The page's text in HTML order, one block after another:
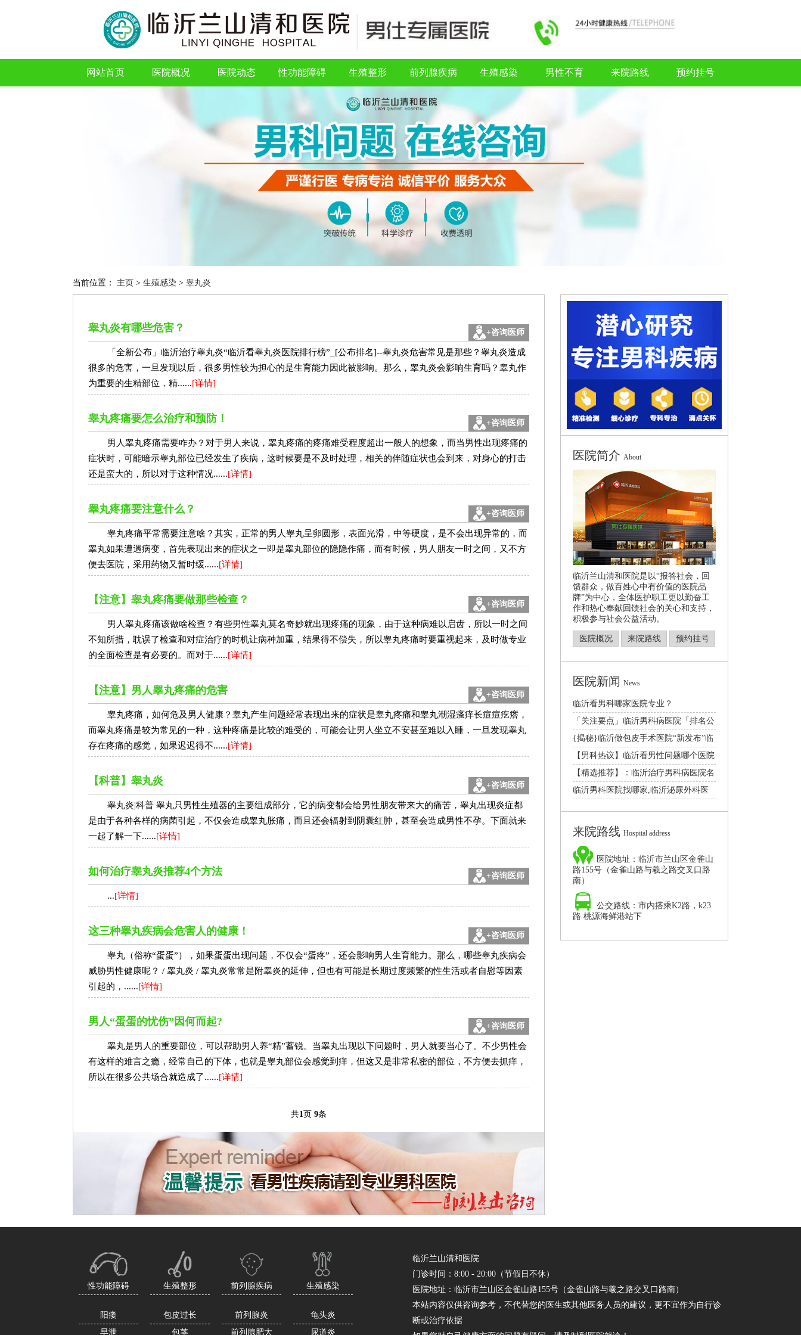
网站首页 医院概况 医院动态 性功能障碍
性功能障碍
生殖整形
生殖整形
前列腺疾病
前列腺疾病
生殖感染
生殖感染
男性不育 来院路线
来院路线
预约挂号
当前位置： 主页 > 生殖感染 > 睾丸炎
+咨询医师
睾丸炎有哪些危害？
「全新公布」临沂治疗睾丸炎“临沂看睾丸炎医院排行榜”_[公布排名]--睾丸炎危害常见是那些？睾丸炎造成
很多的危害，一旦发现以后，很多男性较为担心的是生育能力因此被影响。那么，睾丸炎会影响生育吗？睾丸作
为重要的生精部位，精......[详情]
+咨询医师
睾丸疼痛要怎么治疗和预防！
男人睾丸疼痛需要咋办？对于男人来说，睾丸疼痛的疼痛难受程度超出一般人的想象，而当男性出现疼痛的
症状时，可能暗示睾丸部位已经发生了疾病，这时候要是不及时处理，相关的伴随症状也会到来，对身心的打击
还是蛮大的，所以对于这种情况......[详情]
+咨询医师
睾丸疼痛要注意什么？
睾丸疼痛平常需要注意啥？其实，正常的男人睾丸呈卵圆形，表面光滑，中等硬度，是不会出现异常的，而
睾丸如果遭遇病变，首先表现出来的症状之一即是睾丸部位的隐隐作痛，而有时候，男人朋友一时之间，又不方
便去医院，采用药物又暂时缓......[详情]
+咨询医师
【注意】睾丸疼痛要做那些检查？
男人睾丸疼痛该做啥检查？有些男性睾丸莫名奇妙就出现疼痛的现象，由于这种病难以启齿，所以一时之间
不知所措，耽误了检查和对症治疗的时机让病种加重，结果得不偿失，所以睾丸疼痛时要重视起来，及时做专业
的全面检查是有必要的。而对于......[详情]
+咨询医师
【注意】男人睾丸疼痛的危害
睾丸疼痛，如何危及男人健康？睾丸产生问题经常表现出来的症状是睾丸疼痛和睾丸潮湿瘙痒长痘痘疙瘩，
而睾丸疼痛是较为常见的一种，这种疼痛是比较的难受的，可能会让男人坐立不安甚至难以入睡，一旦发现睾丸
存在疼痛的感觉，如果迟迟得不......[详情]
+咨询医师
【科普】睾丸炎
睾丸炎|科普 睾丸只男性生殖器的主要组成部分，它的病变都会给男性朋友带来大的痛苦，睾丸出现炎症都
是由于各种各样的病菌引起，不仅会造成睾丸胀痛，而且还会辐射到阴囊红肿，甚至会造成男性不孕。下面就来
一起了解一下......[详情]
+咨询医师
如何治疗睾丸炎推荐4个方法
...[详情]
+咨询医师
这三种睾丸疾病会危害人的健康！
睾丸（俗称“蛋蛋”），如果蛋蛋出现问题，不仅会“蛋疼”，还会影响男人生育能力。那么，哪些睾丸疾病会
威胁男性健康呢？ / 睾丸炎 / 睾丸炎常常是附睾炎的延伸，但也有可能是长期过度频繁的性生活或者自慰等因素
引起的，......[详情]
+咨询医师
男人“蛋蛋的忧伤”因何而起?
睾丸是男人的重要部位，可以帮助男人养“精”蓄锐。当睾丸出现以下问题时，男人就要当心了。不少男性会
有这样的难言之瘾，经常自己的下体，也就是睾丸部位会感觉到痒，但这又是非常私密的部位，不方便去抓痒，
所以在很多公共场合就造成了......[详情]
共1页 9条
医院简介 About
临沂兰山清和医院是以“报答社会，回
馈群众，做百姓心中有价值的医院品
牌”为中心，全体医护职工更以勤奋工
作和热心奉献回馈社会的关心和支持，
积极参与社会公益活动。
医院概况 来院路线 预约挂号
医院新闻 News
临沂看男科哪家医院专业？
「关注要点」临沂男科病医院「排名公
开」临沂哪家医院
{揭秘}临沂做包皮手术医院“新发布”临
沂割包皮好的
【男科热议】临沂看男性问题哪个医院
好[2024年度
【精选推荐】：临沂治疗男科病医院名
单更新|总榜发布
临沂男科医院找哪家,临沂泌尿外科医
来院路线 Hospital address
医院地址：临沂市兰山区金雀山
路155号（金雀山路与羲之路交叉口路
南）
公交路线：市内搭乘K2路，k23
路 桃源海鲜港站下
性功能障碍
阳痿
早泄
生殖整形
包皮过长
包茎
前列腺疾病
前列腺炎
前列腺肥大
生殖感染
龟头炎
尿道炎
临沂兰山清和医院
门诊时间：8:00 - 20:00（节假日不休）
医院地址：临沂市兰山区金雀山路155号（金雀山路与羲之路交叉口路南）
本站内容仅供咨询参考，不代替您的医生或其他医务人员的建议，更不宜作为自行诊
断或治疗依据